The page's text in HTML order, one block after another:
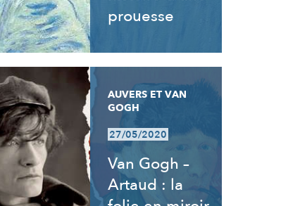
prouesse
AUVERS ET VAN
GOGH
27/05/2020
Van Gogh –
Artaud : la